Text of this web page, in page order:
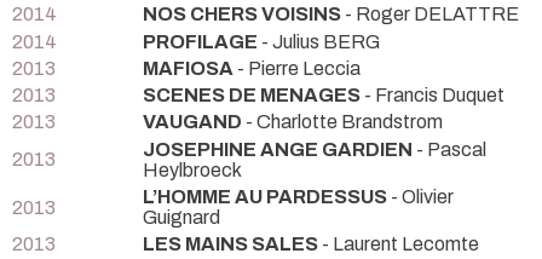
2014
NOS CHERS VOISINS - Roger DELATTRE
2014
PROFILAGE - Julius BERG
2013
MAFIOSA - Pierre Leccia
2013
SCENES DE MENAGES - Francis Duquet
2013
VAUGAND - Charlotte Brandstrom
2013
JOSEPHINE ANGE GARDIEN - Pascal
Heylbroeck
2013
L’HOMME AU PARDESSUS - Olivier
Guignard
2013
LES MAINS SALES - Laurent Lecomte